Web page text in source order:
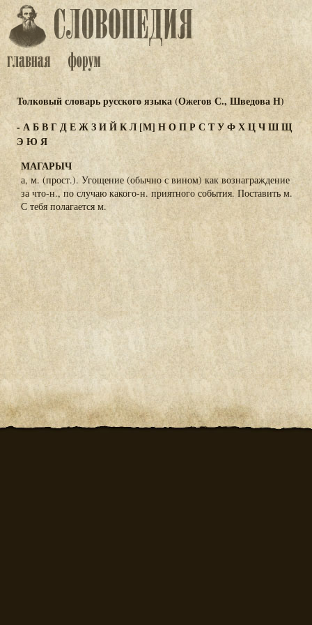
Толковый словарь русского языка (Ожегов С., Шведова Н)
-АБВГДЕЖЗИЙКЛ[М] НОПР С ТУФХЦЧШЩ
Э Ю Я
МАГАРЫЧ
а, м. (прост.). Угощение (обычно с вином) как вознаграждение
за что-н., по случаю какого-н. приятного события. Поставить м.
С тебя полагается м.